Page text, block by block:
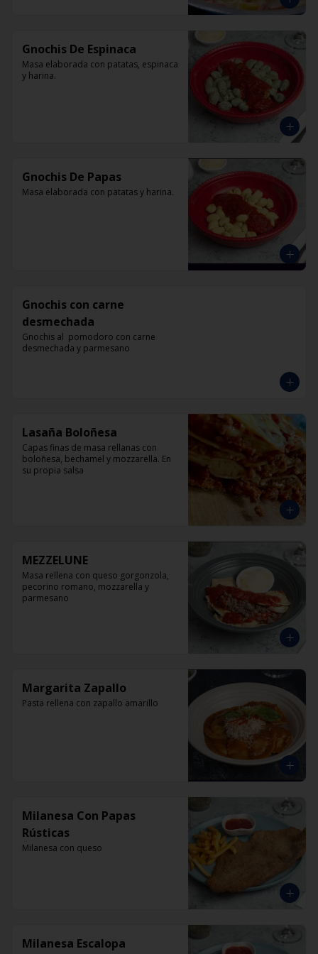
Gnochis De Espinaca
Masa elaborada con patatas, espinaca
y harina.
Gnochis De Papas
Masa elaborada con patatas y harina.
Gnochis con carne
desmechada
Gnochis al  pomodoro con carne
desmechada y parmesano
Lasaña Boloñesa
Capas finas de masa rellanas con
boloñesa, bechamel y mozzarella. En
su propia salsa
MEZZELUNE
Masa rellena con queso gorgonzola,
pecorino romano, mozzarella y
parmesano
Margarita Zapallo
Pasta rellena con zapallo amarillo
Milanesa Con Papas
Rústicas
Milanesa con queso
Milanesa Escalopa